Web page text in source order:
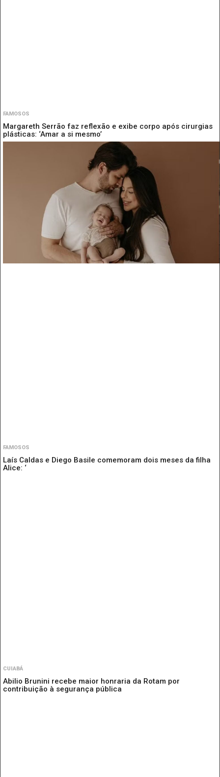
FAMOSOS
Margareth Serrão faz reflexão e exibe corpo após cirurgias
plásticas: ‘Amar a si mesmo’
FAMOSOS
Laís Caldas e Diego Basile comemoram dois meses da filha
Alice: ‘
CUIABÁ
Abilio Brunini recebe maior honraria da Rotam por
contribuição à segurança pública